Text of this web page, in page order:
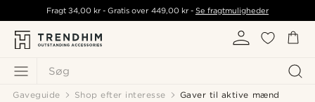
Søg
Fragt34,00 kr - Gratis over 449,00 kr- Se fragtmuligheder
Gaveguide Shop efter interesse Gaver til aktive mænd